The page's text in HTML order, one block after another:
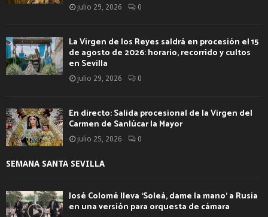
julio 29, 2026 0
La Virgen de los Reyes saldrá en procesión el 15
de agosto de 2026: horario, recorrido y cultos
en Sevilla
julio 29, 2026 0
En directo: Salida procesional de la Virgen del
Carmen de Sanlúcar la Mayor
julio 25, 2026 0
SEMANA SANTA SEVILLA
José Colomé lleva ‘Soleá, dame la mano’ a Rusia
en una versión para orquesta de cámara